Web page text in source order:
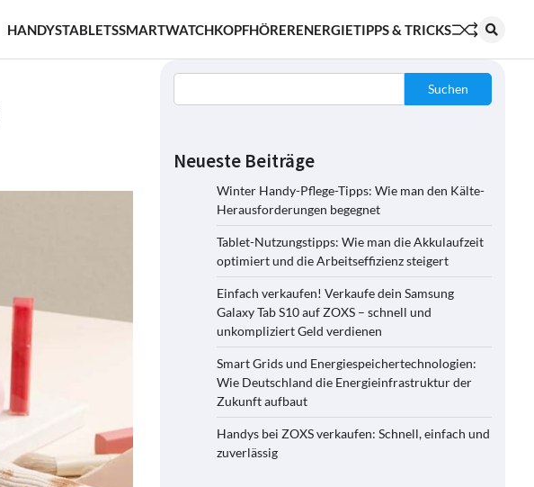
HANDYSTABLETSSMARTWATCHKOPFHÖRERENERGIETIPPS & TRICKS
Suchen
Neueste Beiträge
Winter Handy-Pflege-Tipps: Wie man den Kälte-
Herausforderungen begegnet
Tablet-Nutzungstipps: Wie man die Akkulaufzeit
optimiert und die Arbeitseffizienz steigert
Einfach verkaufen! Verkaufe dein Samsung
Galaxy Tab S10 auf ZOXS – schnell und
unkompliziert Geld verdienen
Smart Grids und Energiespeichertechnologien:
Wie Deutschland die Energieinfrastruktur der
Zukunft aufbaut
Handys bei ZOXS verkaufen: Schnell, einfach und
zuverlässig